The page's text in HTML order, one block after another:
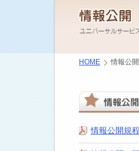
HOME 情報公開
情報公開規